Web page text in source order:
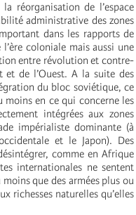
réorganisation de l’espace
administrative des zones
dans les rapports de
coloniale mais aussi une
entre révolution et contre-
et de l’Ouest. A la suite des
du bloc soviétique, ce
moins en ce qui concerne les
intégrées aux zones
impérialiste dominante (à
et le Japon). Des
comme en Afrique
internationales ne sentent
que des armées plus ou
richesses naturelles qu’elles